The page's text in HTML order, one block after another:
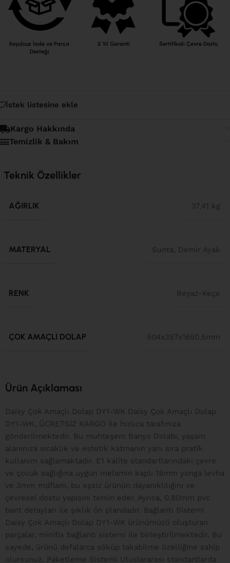
Koşulsuz İade ve Parça
Desteği
2 Yıl Garanti Sertifikalı Çevre Dostu
İstek listesine ekle
Kargo Hakkında
Temizlik & Bakım
Teknik Özellikler
AĞIRLIK 37,41 kg
MATERYAL Sunta, Demir Ayak
RENK Beyaz-Keçe
ÇOK AMAÇLI DOLAP 504x357x1650,5mm
Ürün Açıklaması
Daisy Çok Amaçlı Dolap DY1-WK Daisy Çok Amaçlı Dolap
DY1-WK, ÜCRETSİZ KARGO ile hızlıca tarafınıza
gönderilmektedir. Bu muhteşem Banyo Dolabı, yaşam
alanınıza sıcaklık ve estetik katmanın yanı sıra pratik
kullanım sağlamaktadır. E1 kalite standartlarındaki çevre
ve çocuk sağlığına uygun melamin kaplı 18mm yonga levha
ve 3mm mdflam, bu eşsiz ürünün dayanıklılığını ve
çevresel dostu yapısını temin eder. Ayrıca, 0.80mm pvc
bant detayları ile şıklık ön plandadır. Bağlantı Sistemi
Daisy Çok Amaçlı Dolap DY1-WK ürünümüzü oluşturan
parçalar, minifix bağlantı sistemi ile birleştirilmektedir. Bu
sayede, ürünü defalarca söküp takabilme özelliğine sahip
olursunuz. Paketleme Sistemi Uluslararası standartlarda